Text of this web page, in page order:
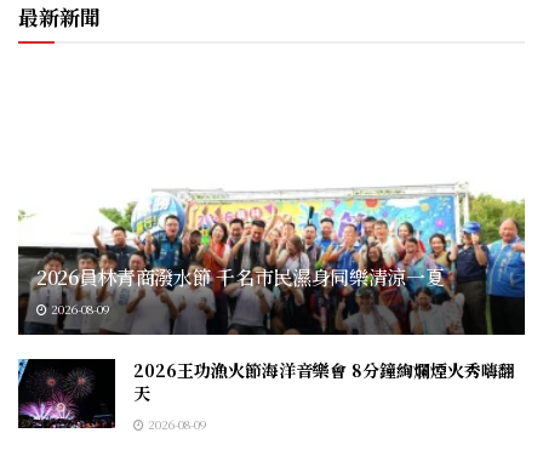
最新新聞
2026員林青商潑水節 千名市民濕身同樂清涼一夏
2026-08-09
2026王功漁火節海洋音樂會 8分鐘絢爛煙火秀嗨翻
天
2026-08-09